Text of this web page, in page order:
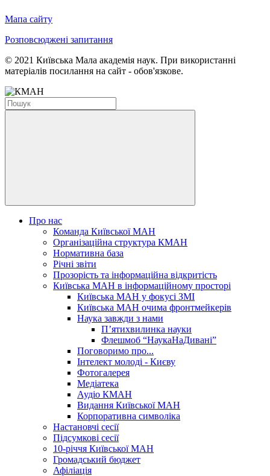
Мапа сайту
Розповсюджені запитання
© 2021 Київська Мала академія наук. При використанні
матеріалів посилання на сайт - обов'язкове.
Про нас
Команда Київської МАН
Організаційна структура КМАН
Нормативна база
Річні звіти
Прозорість та інформаційна відкритість
Київська МАН в інформаційному просторі
Київська МАН у фокусі ЗМІ
Київська МАН очима фронтмейкерів
Наука завжди з нами
П’ятихвилинка науки
Флешмоб “НаукаНаДивані”
Поговоримо про...
Інтелект молоді - Києву
Фотогалерея
Медіатека
Аудіо КМАН
Видання Київської МАН
Корпоративна символіка
Настановчі сесії
Підсумкові сесії
10-річчя Київської МАН
Громадський бюджет
Афіліація